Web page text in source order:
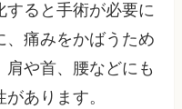
すると手術が必要に
、痛みをかばうため
や首、腰などにも
あります。